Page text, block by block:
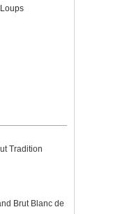
Tradition
Brut Blanc de